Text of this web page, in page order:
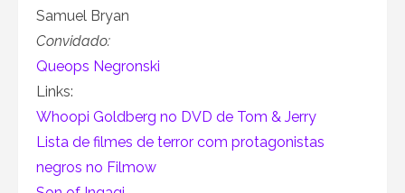
Samuel Bryan
Convidado:
Queops Negronski
Links:
Whoopi Goldberg no DVD de Tom & Jerry
Lista de filmes de terror com protagonistas
negros no Filmow